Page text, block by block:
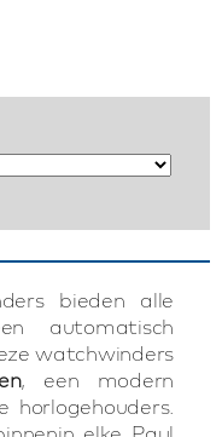
bieden alle
automatisch
watchwinders
, een modern
horlogehouders.